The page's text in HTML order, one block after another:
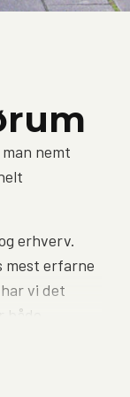
nemt
erhverv.
mest erfarne
vi det
vi ikke